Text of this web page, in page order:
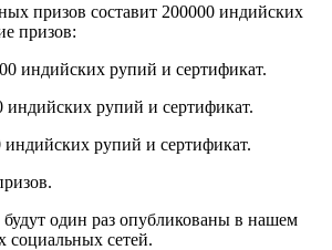
призов составит 200000 индийских
призов:
индийских рупий и сертификат.
индийских рупий и сертификат.
индийских рупий и сертификат.
один раз опубликованы в нашем
социальных сетей.